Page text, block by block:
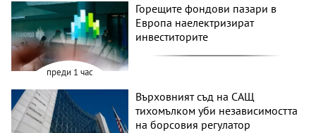
преди 1 час
Горещите фондови пазари в
Европа наелектризират
инвеститорите
Върховният съд на САЩ
тихомълком уби независимостта
на борсовия регулатор